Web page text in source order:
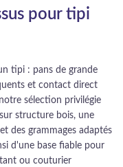
pour tipi
tipi : pans de grande
et contact direct
sélection privilégie
structure bois, une
des grammages adaptés
d'une base fiable pour
ou couturier